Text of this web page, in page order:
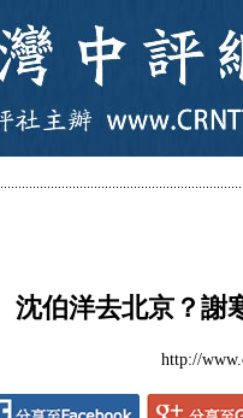
沈伯洋去北京？謝
http://